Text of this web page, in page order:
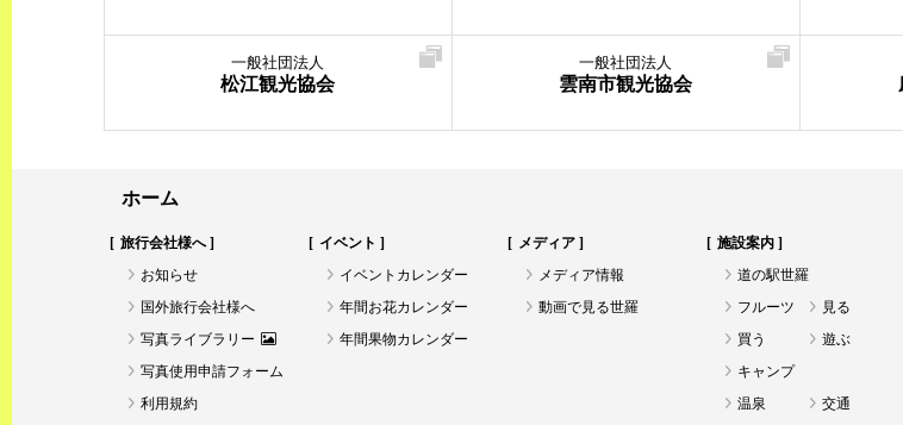
一般社団法人
松江観光協会
一般社団法人
雲南市観光協会
ホーム
旅行会社様へ
お知らせ
国外旅行会社様へ
写真ライブラリー
写真使用申請フォーム
利用規約
イベント
イベントカレンダー
年間お花カレンダー
年間果物カレンダー
メディア
メディア情報
動画で見る世羅
施設案内
道の駅世羅
フルーツ
見る
買う
遊ぶ
キャンプ
温泉
交通